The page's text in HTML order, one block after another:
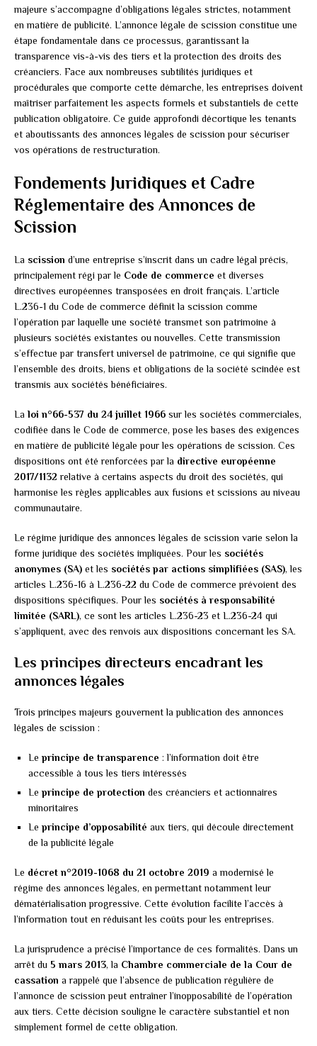
majeure s’accompagne d’obligations légales strictes, notamment
en matière de publicité. L’annonce légale de scission constitue une
étape fondamentale dans ce processus, garantissant la
transparence vis-à-vis des tiers et la protection des droits des
créanciers. Face aux nombreuses subtilités juridiques et
procédurales que comporte cette démarche, les entreprises doivent
maîtriser parfaitement les aspects formels et substantiels de cette
publication obligatoire. Ce guide approfondi décortique les tenants
et aboutissants des annonces légales de scission pour sécuriser
vos opérations de restructuration.
Fondements Juridiques et Cadre
Réglementaire des Annonces de
Scission
La scission d’une entreprise s’inscrit dans un cadre légal précis,
principalement régi par le Code de commerce et diverses
directives européennes transposées en droit français. L’article
L.236-1 du Code de commerce définit la scission comme
l’opération par laquelle une société transmet son patrimoine à
plusieurs sociétés existantes ou nouvelles. Cette transmission
s’effectue par transfert universel de patrimoine, ce qui signifie que
l’ensemble des droits, biens et obligations de la société scindée est
transmis aux sociétés bénéficiaires.
La loi n°66-537 du 24 juillet 1966 sur les sociétés commerciales,
codifiée dans le Code de commerce, pose les bases des exigences
en matière de publicité légale pour les opérations de scission. Ces
dispositions ont été renforcées par la directive européenne
2017/1132 relative à certains aspects du droit des sociétés, qui
harmonise les règles applicables aux fusions et scissions au niveau
communautaire.
Le régime juridique des annonces légales de scission varie selon la
forme juridique des sociétés impliquées. Pour les sociétés
anonymes (SA) et les sociétés par actions simplifiées (SAS), les
articles L.236-16 à L.236-22 du Code de commerce prévoient des
dispositions spécifiques. Pour les sociétés à responsabilité
limitée (SARL), ce sont les articles L.236-23 et L.236-24 qui
s’appliquent, avec des renvois aux dispositions concernant les SA.
Les principes directeurs encadrant les
annonces légales
Trois principes majeurs gouvernent la publication des annonces
légales de scission :
Le principe de transparence : l’information doit être
accessible à tous les tiers intéressés
Le principe de protection des créanciers et actionnaires
minoritaires
Le principe d’opposabilité aux tiers, qui découle directement
de la publicité légale
Le décret n°2019-1068 du 21 octobre 2019 a modernisé le
régime des annonces légales, en permettant notamment leur
dématérialisation progressive. Cette évolution facilite l’accès à
l’information tout en réduisant les coûts pour les entreprises.
La jurisprudence a précisé l’importance de ces formalités. Dans un
arrêt du 5 mars 2013, la Chambre commerciale de la Cour de
cassation a rappelé que l’absence de publication régulière de
l’annonce de scission peut entraîner l’inopposabilité de l’opération
aux tiers. Cette décision souligne le caractère substantiel et non
simplement formel de cette obligation.